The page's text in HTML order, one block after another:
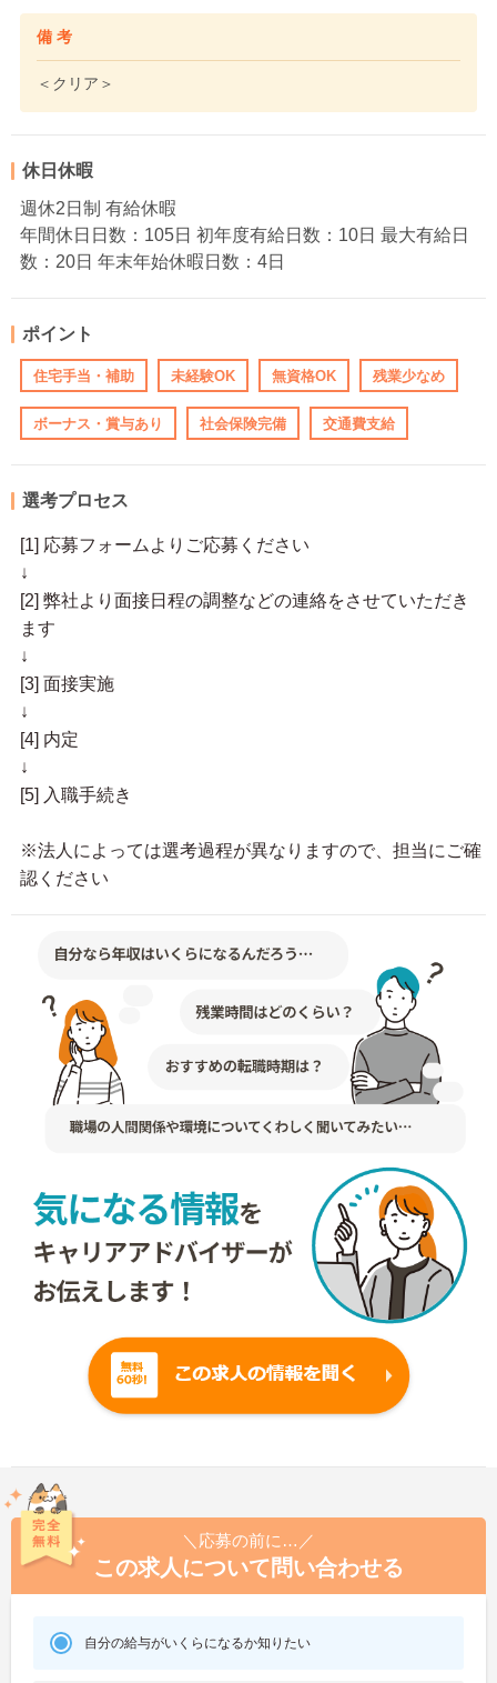
備 考
＜クリア＞
休日休暇
週休2日制 有給休暇
年間休日日数：105日 初年度有給日数：10日 最大有給日
数：20日 年末年始休暇日数：4日
ポイント
住宅手当・補助 未経験OK 無資格OK 残業少なめ
ボーナス・賞与あり 社会保険完備 交通費支給
選考プロセス
[1] 応募フォームよりご応募ください
↓
[2] 弊社より面接日程の調整などの連絡をさせていただき
ます
↓
[3] 面接実施
↓
[4] 内定
↓
[5] 入職手続き
※法人によっては選考過程が異なりますので、担当にご確
認ください
＼応募の前に…／
この求人について問い合わせる
自分の給与がいくらになるか知りたい